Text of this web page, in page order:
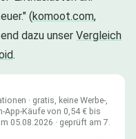
(komoot.com,
dazu unser Vergleich
.
· gratis, keine Werbe-,
App-Käufe von 0,54 € bis
05.08.2026 · geprüft am 7.